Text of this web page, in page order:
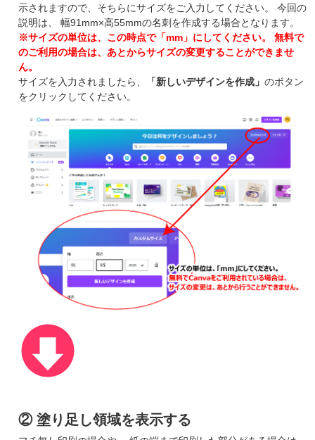
示されますので、そちらにサイズをご入力してください。 今回の
説明は、 幅91mm×高55mmの名刺を作成する場合となります。
※サイズの単位は、この時点で「mm」にしてください。 無料で
のご利用の場合は、あとからサイズの変更することができませ
ん。
サイズを入力されましたら、
「新しいデザインを作成」 のボタン
をクリックしてください。
② 塗り足し領域を表示する